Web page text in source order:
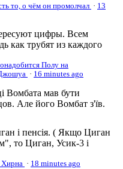
то, о чём он промолчал · 13
цифры. Всем
как трубят из каждого
Полу на
Джошуа · 16 minutes ago
Вомбата мав бути
Але його Вомбат з'їв.
і пенсія. ( Якщо Циган
то Циган, Усик-3 і
Хирна · 18 minutes ago